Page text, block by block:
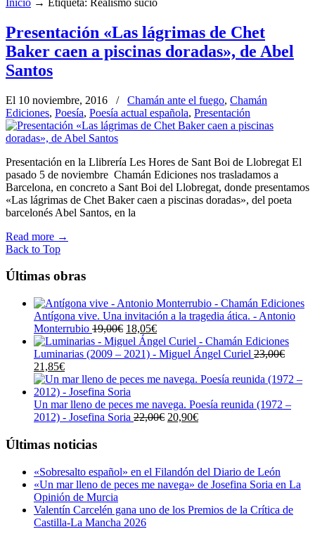
Presentación «Las lágrimas de Chet
Baker caen a piscinas doradas», de Abel
Santos
El 10 noviembre, 2016 / Chamán ante el fuego, Chamán
Ediciones, Poesía, Poesía actual española, Presentación
Presentación en la Llibrería Les Hores de Sant Boi de Llobregat El
pasado 5 de noviembre Chamán Ediciones nos trasladamos a
Barcelona, en concreto a Sant Boi del Llobregat, donde presentamos
«Las lágrimas de Chet Baker caen a piscinas doradas», del poeta
barcelonés Abel Santos, en la
Read more →
Back to Top
Últimas obras
Antígona vive. Una invitación a la tragedia ática. - Antonio
Monterrubio 19,00€ El
precio
original
19,00€.
18,05€El
precio
actual
18,05€.
Luminarias (2009 – 2021) - Miguel Ángel Curiel 23,00€
El
precio
original
era:
23,00€.
21,85€El
precio
actual
es:
21,85€.
Un mar lleno de peces me navega. Poesía reunida (1972 –
2012) - Josefina Soria 22,00€ El
22,00€.
20,90€El
20,90€.
Últimas noticias
«Sobresalto español» en el Filandón del Diario de León
«Un mar lleno de peces me navega» de Josefina Soria en La
Opinión de Murcia
Valentín Carcelén gana uno de los Premios de la Crítica de
Castilla-La Mancha 2026